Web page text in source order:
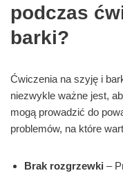
podczas
barki?
Ćwiczenia na szyję i
niezwykle ważne jest,
mogą prowadzić do
problemów, na które
Brak rozgrzewki –